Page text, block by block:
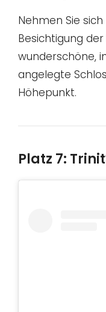
Nehmen Sie
Besichtigung
wunderschöne,
angelegte
Höhepunkt.
Platz 7: